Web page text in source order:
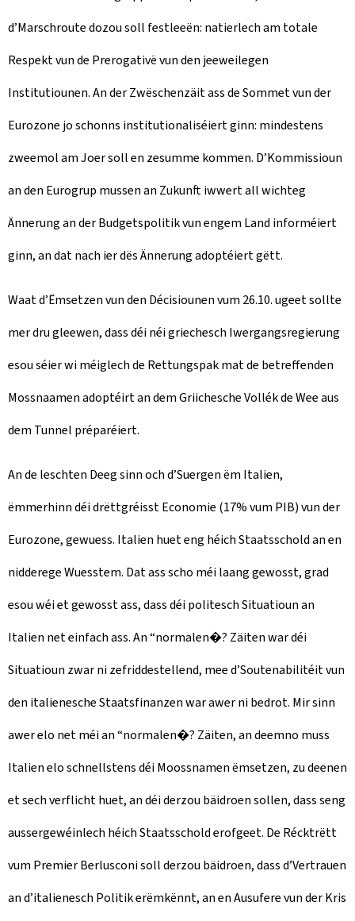
d’Marschroute dozou soll festleeën: natierlech am totale
Respekt vun de Prerogativë vun den jeeweilegen
Institutiounen. An der Zwëschenzäit ass de Sommet vun der
Eurozone jo schonns institutionaliséiert ginn: mindestens
zweemol am Joer soll en zesumme kommen. D’Kommissioun
an den Eurogrup mussen an Zukunft iwwert all wichteg
Ännerung an der Budgetspolitik vun engem Land informéiert
ginn, an dat nach ier dës Ännerung adoptéiert gëtt.
Waat d’Ëmsetzen vun den Décisiounen vum 26.10. ugeet sollte
mer dru gleewen, dass déi néi griechesch Iwergangsregierung
esou séier wi méiglech de Rettungspak mat de betreffenden
Mossnaamen adoptéirt an dem Griichesche Vollék de Wee aus
dem Tunnel préparéiert.
An de leschten Deeg sinn och d’Suergen ëm Italien,
ëmmerhinn déi drëttgréisst Economie (17% vum PIB) vun der
Eurozone, gewuess. Italien huet eng héich Staatsschold an en
nidderege Wuesstem. Dat ass scho méi laang gewosst, grad
esou wéi et gewosst ass, dass déi politesch Situatioun an
Italien net einfach ass. An “normalen�? Zäiten war déi
Situatioun zwar ni zefriddestellend, mee d’Soutenabilitéit vun
den italienesche Staatsfinanzen war awer ni bedrot. Mir sinn
awer elo net méi an “normalen�? Zäiten, an deemno muss
Italien elo schnellstens déi Moossnamen ëmsetzen, zu deenen
et sech verflicht huet, an déi derzou bäidroen sollen, dass seng
aussergewéinlech héich Staatsschold erofgeet. De Récktrëtt
vum Premier Berlusconi soll derzou bäidroen, dass d’Vertrauen
an d’italienesch Politik erëmkënnt, an en Ausufere vun der Kris